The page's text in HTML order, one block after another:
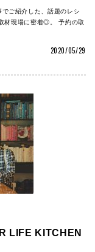
ご紹介した、話題のレシ
材現場に密着◎。 予約の取
2020/05/29
LIFE KITCHEN